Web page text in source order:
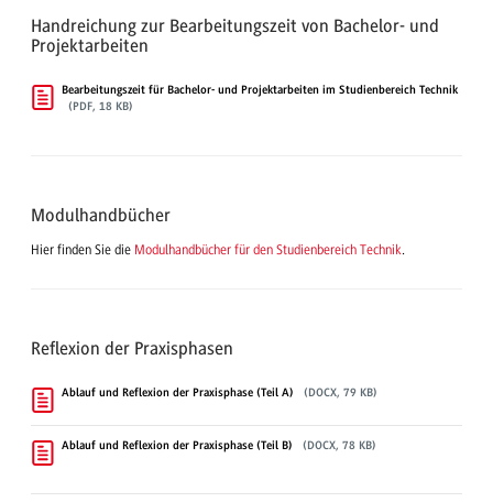
Handreichung zur Bearbeitungszeit von Bachelor- und
Projektarbeiten
Bearbeitungszeit für Bachelor- und Projektarbeiten im Studienbereich Technik
(PDF, 18 KB)
Modulhandbücher
Hier finden Sie die Modulhandbücher für den Studienbereich Technik.
Reflexion der Praxisphasen
Ablauf und Reflexion der Praxisphase (Teil A) (DOCX, 79 KB)
Ablauf und Reflexion der Praxisphase (Teil B) (DOCX, 78 KB)